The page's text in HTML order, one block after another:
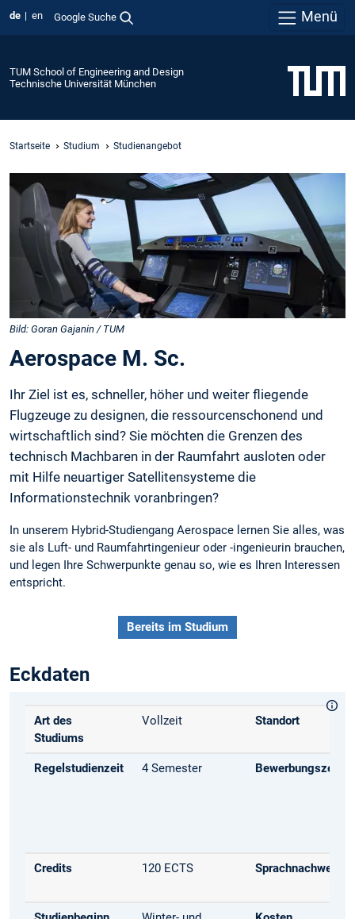
de en Google Suche Menü
TUM School of Engineering and Design
Technische Universität München
Startseite Studium Studienangebot
Bild: Goran Gajanin / TUM
Aerospace M. Sc.
Ihr Ziel ist es, schneller, höher und weiter fliegende
Flugzeuge zu designen, die ressourcenschonend und
wirtschaftlich sind? Sie möchten die Grenzen des
technisch Machbaren in der Raumfahrt ausloten oder
mit Hilfe neuartiger Satellitensysteme die
Informationstechnik voranbringen?
In unserem Hybrid-Studiengang Aerospace lernen Sie alles, was
sie als Luft- und Raumfahrtingenieur oder -ingenieurin brauchen,
und legen Ihre Schwerpunkte genau so, wie es Ihren Interessen
entspricht.
Bereits im Studium
Eckdaten
Art des
Studiums
Vollzeit Standort
Regelstudienzeit 4 Semester
Credits 120 ECTS Sprachnachweis